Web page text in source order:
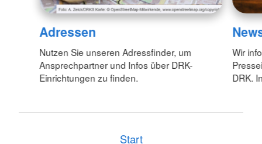
Adressen
Nutzen Sie unseren Adressfinder, um
Ansprechpartner und Infos über DRK-
Einrichtungen zu finden.
Wir
DRK.
Start